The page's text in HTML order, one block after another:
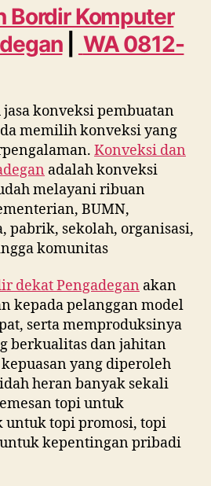
dekat
Pengadegan
WA
Bordir Komputer
|
WA 0812-
konveksi pembuatan
memilih konveksi yang
Konveksi dan
adalah konveksi
melayani ribuan
BUMN,
pabrik, sekolah, organisasi,
komunitas
dekatPengadegan akan
kepada pelanggan model
serta memproduksinya
berkualitas dan jahitan
yang diperoleh
heran banyak sekali
topi untuk
topi promosi, topi
kepentingan pribadi